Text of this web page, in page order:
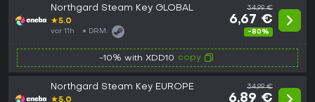
Northgard Steam Key GLOBAL
★5.0
vor 11h DRM:
34,99 €
6,67 €
-80%
-10% with XDD10 copy
Northgard Steam Key EUROPE
★5.0
34,99 €
6,89 €